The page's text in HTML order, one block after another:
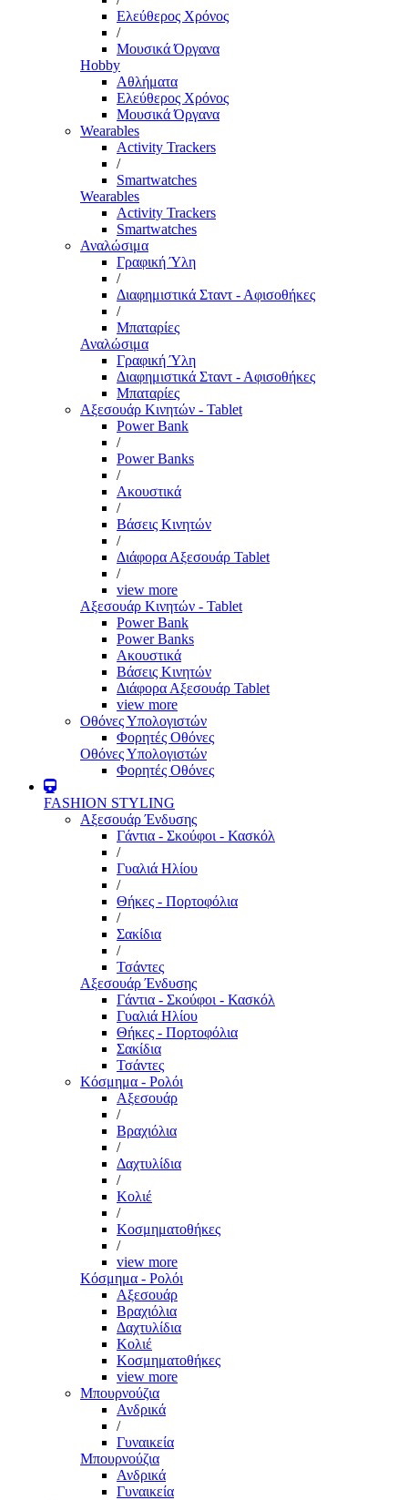
Ελεύθερος Χρόνος
/
Μουσικά Όργανα
Hobby
Αθλήματα
Ελεύθερος Χρόνος
Μουσικά Όργανα
Wearables
Activity Trackers
/
Smartwatches
Wearables
Activity Trackers
Smartwatches
Αναλώσιμα
Γραφική Ύλη
/
Διαφημιστικά Σταντ - Αφισοθήκες
/
Μπαταρίες
Αναλώσιμα
Γραφική Ύλη
Διαφημιστικά Σταντ - Αφισοθήκες
Μπαταρίες
Αξεσουάρ Κινητών - Tablet
Power Bank
/
Power Banks
/
Ακουστικά
/
Βάσεις Κινητών
/
Διάφορα Αξεσουάρ Tablet
/
view more
Αξεσουάρ Κινητών - Tablet
Power Bank
Power Banks
Ακουστικά
Βάσεις Κινητών
Διάφορα Αξεσουάρ Tablet
view more
Οθόνες Υπολογιστών
Φορητές Οθόνες
Οθόνες Υπολογιστών
Φορητές Οθόνες
FASHION STYLING
Αξεσουάρ Ένδυσης
Γάντια - Σκούφοι - Κασκόλ
/
Γυαλιά Ηλίου
/
Θήκες - Πορτοφόλια
/
Σακίδια
/
Τσάντες
Αξεσουάρ Ένδυσης
Γάντια - Σκούφοι - Κασκόλ
Γυαλιά Ηλίου
Θήκες - Πορτοφόλια
Σακίδια
Τσάντες
Κόσμημα - Ρολόι
Αξεσουάρ
/
Βραχιόλια
/
Δαχτυλίδια
/
Κολιέ
/
Κοσμηματοθήκες
/
view more
Κόσμημα - Ρολόι
Αξεσουάρ
Βραχιόλια
Δαχτυλίδια
Κολιέ
Κοσμηματοθήκες
view more
Μπουρνούζια
Ανδρικά
/
Γυναικεία
Μπουρνούζια
Ανδρικά
Γυναικεία